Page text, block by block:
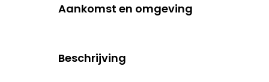
Aankomst en omgeving
Beschrijving